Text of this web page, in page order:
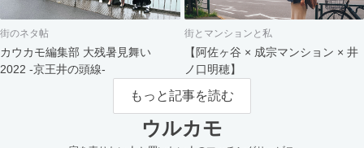
街のネタ帖
カウカモ編集部 大残暑見舞い
2022 -京王井の頭線-
街とマンションと私
【阿佐ヶ谷 × 成宗マンション × 井
ノ口明穂】
もっと記事を読む
ウルカモ